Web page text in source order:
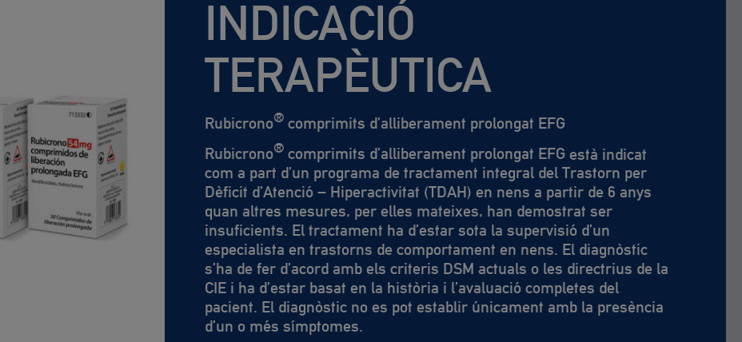
INDICACIÓ
TERAPÈUTICA
Rubicrono® comprimits d’alliberament prolongat EFG
Rubicrono® comprimits d’alliberament prolongat EFG està indicat
com a part d’un programa de tractament integral del Trastorn per
Dèficit d’Atenció – Hiperactivitat (TDAH) en nens a partir de 6 anys
quan altres mesures, per elles mateixes, han demostrat ser
insuficients. El tractament ha d’estar sota la supervisió d’un
especialista en trastorns de comportament en nens. El diagnòstic
s’ha de fer d’acord amb els criteris DSM actuals o les directrius de la
CIE i ha d’estar basat en la història i l’avaluació completes del
pacient. El diagnòstic no es pot establir únicament amb la presència
d’un o més símptomes.